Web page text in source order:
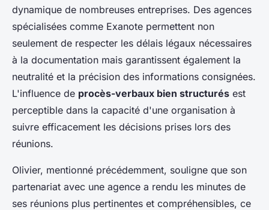
dynamique de nombreuses entreprises. Des agences
spécialisées comme Exanote permettent non
seulement de respecter les délais légaux nécessaires
à la documentation mais garantissent également la
neutralité et la précision des informations consignées.
L'influence de procès-verbaux bien structurés est
perceptible dans la capacité d'une organisation à
suivre efficacement les décisions prises lors des
réunions.
Olivier, mentionné précédemment, souligne que son
partenariat avec une agence a rendu les minutes de
ses réunions plus pertinentes et compréhensibles, ce